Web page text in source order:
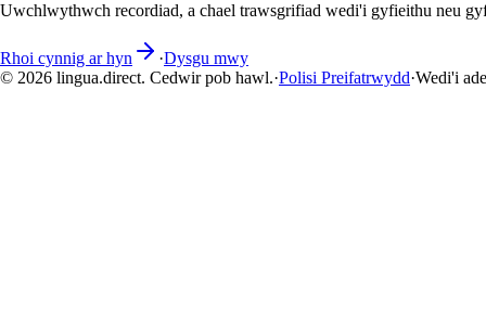
Uwchlwythwch recordiad, a chael trawsgrifiad wedi'i gyfieithu neu
Rhoi cynnig ar hyn ·Dysgu mwy
© 2026 lingua.direct. Cedwir pob hawl.·Polisi Preifatrwydd·Wedi'i